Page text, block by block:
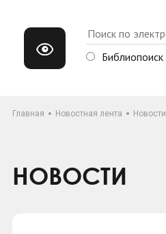
Библиопоиск
Главная Новостная лента Новости
НОВОСТИ